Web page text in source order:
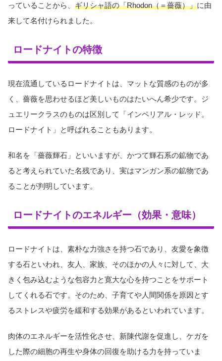
っていることから、 ギリシャ語の「Rhodon（＝薔薇）」に由
来して名付けられました。
ロードナイトの特徴
現在流通しているロードナイトは、マットな質感のものが多
く、薔薇を思わせるほど美しいものはたいへん希少です。ジ
ュエリークラスのものは区別して「インペリアル・レッド。
ロードナイト」と呼ばれることもあります。
和名を「薔薇輝石」といいますが、かつて輝石系の鉱物であ
ると考えられていた名残であり、実はマンガン系の鉱物であ
ることが判明しています。
ロードナイトのエネルギー（効果・意味）
ロードナイトは、素朴な力強さを持つ石であり、友愛を象徴
する石といわれ、友人、家族、そのほかの人々に対して、大
きく包み込むような包容力と寛大な心を持つことをサポート
してくれる石です。そのため、子育てや人間関係を原因とす
るストレスや疲労を緩和する効果があるといわれています。
肉体のエネルギーを活性化させ、新陳代謝を促進し、ケガを
した際の細胞の再生や身体の回復を助ける力を持っていま